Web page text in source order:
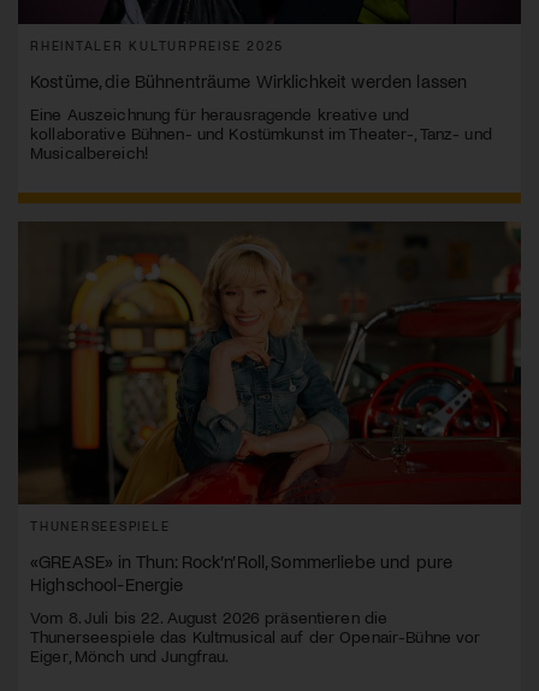
RHEINTALER KULTURPREISE 2025
Kostüme, die Bühnenträume Wirklichkeit werden lassen
Eine Auszeichnung für herausragende kreative und
kollaborative Bühnen- und Kostümkunst im Theater-, Tanz- und
Musicalbereich!
THUNERSEESPIELE
«GREASE» in Thun: Rock’n’Roll, Sommerliebe und pure
Highschool-Energie
Vom 8. Juli bis 22. August 2026 präsentieren die
Thunerseespiele das Kultmusical auf der Openair-Bühne vor
Eiger, Mönch und Jungfrau.